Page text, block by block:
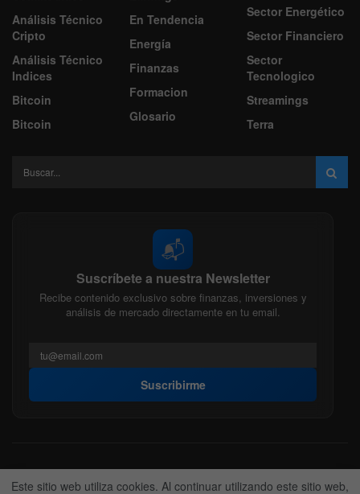
Análisis Técnico
Cripto
Análisis Técnico
Indices
Bitcoin
Bitcoin
En Tendencia
Energía
Finanzas
Formacion
Glosario
Sector Energético
Sector Financiero
Sector
Tecnologico
Streamings
Terra
📬
Suscríbete a nuestra Newsletter
Recibe contenido exclusivo sobre finanzas, inversiones y
análisis de mercado directamente en tu email.
Suscribirme
Acerca de nosotros Politica Editorial
Nuestro Equipo
Este sitio web utiliza cookies. Al continuar utilizando este sitio web,